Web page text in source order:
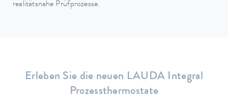
realitätsnahe Prüfprozesse.
Erleben Sie die neuen LAUDA Integral
Prozessthermostate